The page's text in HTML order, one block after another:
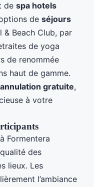
de spa hotels
de séjours
Beach Club, par
de yoga
de renommée
haut de gamme.
annulation gratuite,
à votre
à Formentera
des
lieux. Les
l’ambiance